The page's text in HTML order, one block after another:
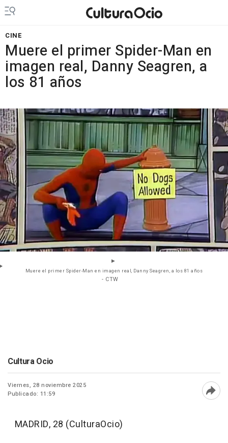
CINE
Muere el primer Spider-Man en
imagen real, Danny Seagren, a
los 81 años
Muere el primer Spider-Man en imagen real, Danny Seagren, a los 81 años
- CTW
Cultura Ocio
Viernes, 28 noviembre 2025
Publicado: 11:59
MADRID, 28 (CulturaOcio)